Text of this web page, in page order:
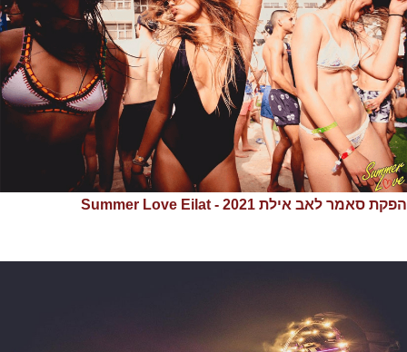
הפקת סאמר לאב אילת 2021 - Summer Love Eilat